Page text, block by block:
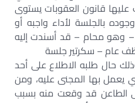
قانون العقوبات يستوى
بالجلسة لأداء واجبه أو
– وهو محام – قد أسندت إليه
عام – سكرتير جلسة
حال طلبه الاطلاع على أحد
يعمل بها المجنى عليه، ومن
الطاعن قد وقعت منه بسبب